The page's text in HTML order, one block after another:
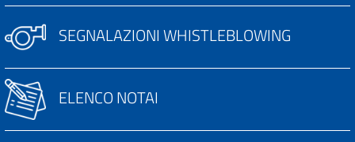
SEGNALAZIONI WHISTLEBLOWING
ELENCO NOTAI